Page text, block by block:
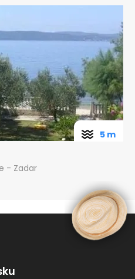
- Zadar
5 m